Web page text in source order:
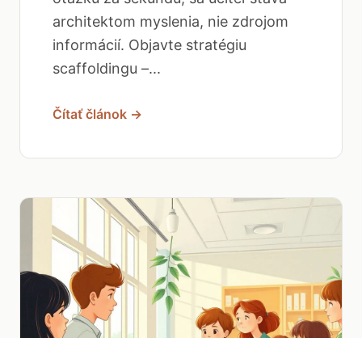
architektom myslenia, nie zdrojom
informácií. Objavte stratégiu
scaffoldingu –...
Čítať článok →